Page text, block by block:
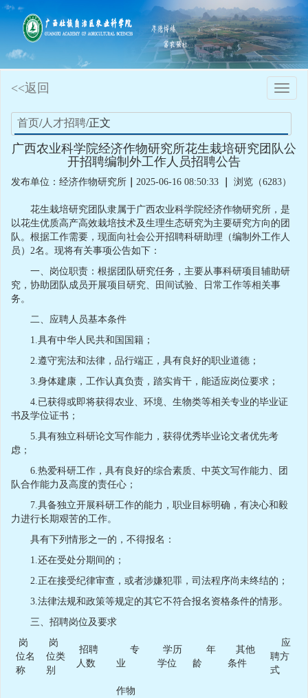
Toggle
<<返回
首页/人才招聘/正文
广西农业科学院经济作物研究所花生栽培研究团队公
开招聘编制外工作人员招聘公告
发布单位：经济作物研究所 2025-06-16 08:50:33 浏览（6283）
花生栽培研究团队隶属于广西农业科学院经济作物研究所，是
以花生优质高产高效栽培技术及生理生态研究为主要研究方向的团
队。根据工作需要，现面向社会公开招聘科研助理（编制外工作人
员）2名。现将有关事项公告如下：
一、岗位职责：根据团队研究任务，主要从事科研项目辅助研
究，协助团队成员开展项目研究、田间试验、日常工作等相关事
务。
二、应聘人员基本条件
1.具有中华人民共和国国籍；
2.遵守宪法和法律，品行端正，具有良好的职业道德；
3.身体建康，工作认真负责，踏实肯干，能适应岗位要求；
4.已获得或即将获得农业、环境、生物类等相关专业的毕业证
书及学位证书；
5.具有独立科研论文写作能力，获得优秀毕业论文者优先考
虑；
6.热爱科研工作，具有良好的综合素质、中英文写作能力、团
队合作能力及高度的责任心；
7.具备独立开展科研工作的能力，职业目标明确，有决心和毅
力进行长期艰苦的工作。
具有下列情形之一的，不得报名：
1.还在受处分期间的；
2.正在接受纪律审查，或者涉嫌犯罪，司法程序尚未终结的；
3.法律法规和政策等规定的其它不符合报名资格条件的情形。
三、招聘岗位及要求
岗
位名
称
岗
位类
别
招聘
人数
专
业
学历
学位
年
龄
其他
条件
应
聘方
式
作物